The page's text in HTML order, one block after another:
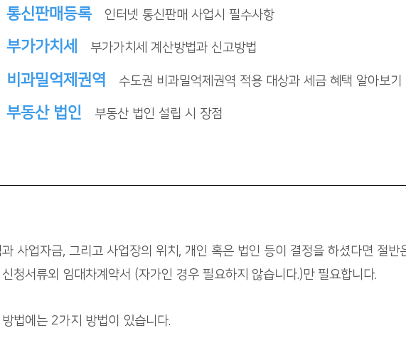
통신판매등록 인터넷 통신판매 사업시 필수사항
부가가치세 부가가치세 계산방법과 신고방법
비과밀억제권역 수도권 비과밀억제권역 적용 대상과 세금 혜택 알아보기
부동산 법인 부동산 법인 설립 시 장점
사업자금, 그리고 사업장의 위치, 개인 혹은 법인 등이 결정을 하셨다면 절반
청서류외 임대차계약서 (자가인 경우 필요하지 않습니다.)만 필요합니다.
법에는 2가지 방법이 있습니다.